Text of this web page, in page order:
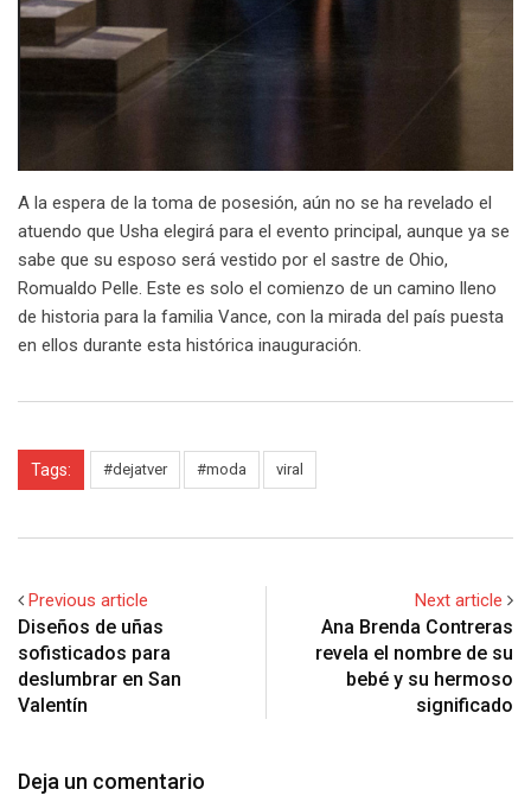
A la espera de la toma de posesión, aún no se ha revelado el
atuendo que Usha elegirá para el evento principal, aunque ya se
sabe que su esposo será vestido por el sastre de Ohio,
Romualdo Pelle. Este es solo el comienzo de un camino lleno
de historia para la familia Vance, con la mirada del país puesta
en ellos durante esta histórica inauguración.
Tags: #dejatver #moda viral
Previous article
Diseños de uñas
sofisticados para
deslumbrar en San
Valentín
Next article
Ana Brenda Contreras
revela el nombre de su
bebé y su hermoso
significado
Deja un comentario